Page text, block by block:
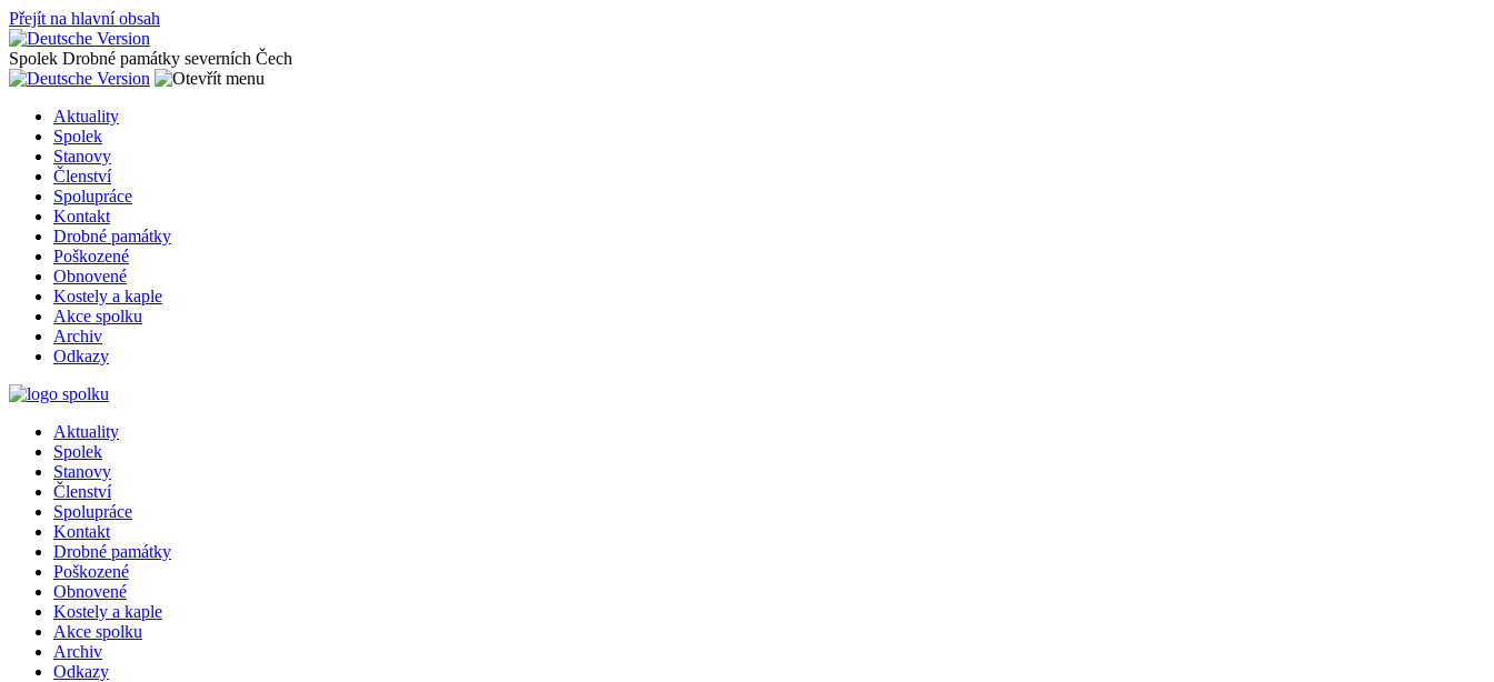
Přejít na hlavní obsah
Spolek Drobné památky severních Čech
Aktuality
Spolek
Stanovy
Členství
Spolupráce
Kontakt
Drobné památky
Poškozené
Obnovené
Kostely a kaple
Akce spolku
Archiv
Odkazy
Aktuality
Spolek
Stanovy
Členství
Spolupráce
Kontakt
Drobné památky
Poškozené
Obnovené
Kostely a kaple
Akce spolku
Archiv
Odkazy